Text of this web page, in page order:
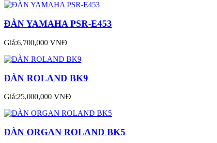
ĐÀN YAMAHA PSR-E453
Giá:6,700,000 VNĐ
ĐÀN ROLAND BK9
Giá:25,000,000 VNĐ
ĐÀN ORGAN ROLAND BK5